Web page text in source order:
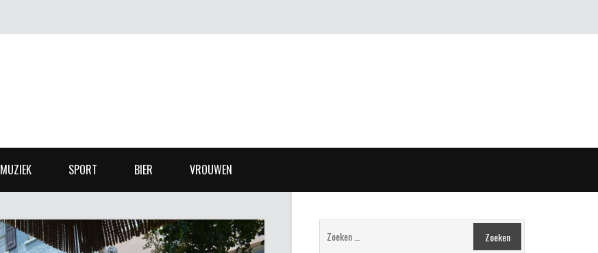
MUZIEK SPORT BIER VROUWEN